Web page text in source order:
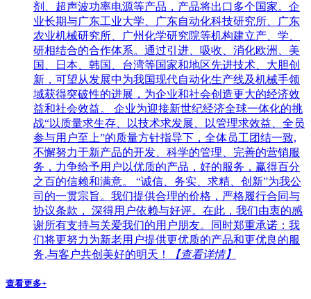
剂、超声波功率电源等产品，产品将出口多个国家。企
业长期与广东工业大学、广东自动化科技研究所、广东
农业机械研究所、广州化学研究院等机构建立产、学、
研相结合的合作体系。通过引进、吸收、消化欧洲、美
国、日本、韩国、台湾等国家和地区先进技术、大胆创
新，可望从发展中为我国现代自动化生产线及机械手领
域获得突破性的进展，为企业和社会创造更大的经济效
益和社会效益。 企业为迎接新世纪经济全球一体化的挑
战“以质量求生存、以技术求发展、以管理求效益、全员
参与用户至上”的质量方针指导下，全体员工团结一致,
不懈努力于新产品的开发、科学的管理、完善的营销服
务，力争给予用户以优质的产品，好的服务，赢得百分
之百的信赖和满意。 “诚信、务实、求精、创新”为我公
司的一贯宗旨。我们提供合理的价格，严格履行合同与
协议条款， 深得用户依赖与好评。在此，我们由衷的感
谢所有支持与关爱我们的用户朋友。同时郑重承诺：我
们将更努力为新老用户提供更优质的产品和更优良的服
务,与客户共创美好的明天！
【查看详情】
查看更多+